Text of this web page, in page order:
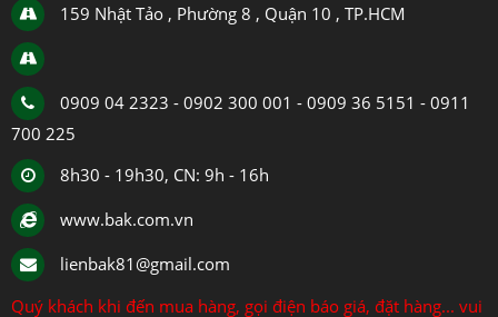
159 Nhật Tảo , Phường 8 , Quận 10 , TP.HCM
0909 04 2323 - 0902 300 001 - 0909 36 5151 - 0911
700 225
8h30 - 19h30, CN: 9h - 16h
www.bak.com.vn
lienbak81@gmail.com
Quý khách khi đến mua hàng, gọi điện báo giá, đặt hàng... vui